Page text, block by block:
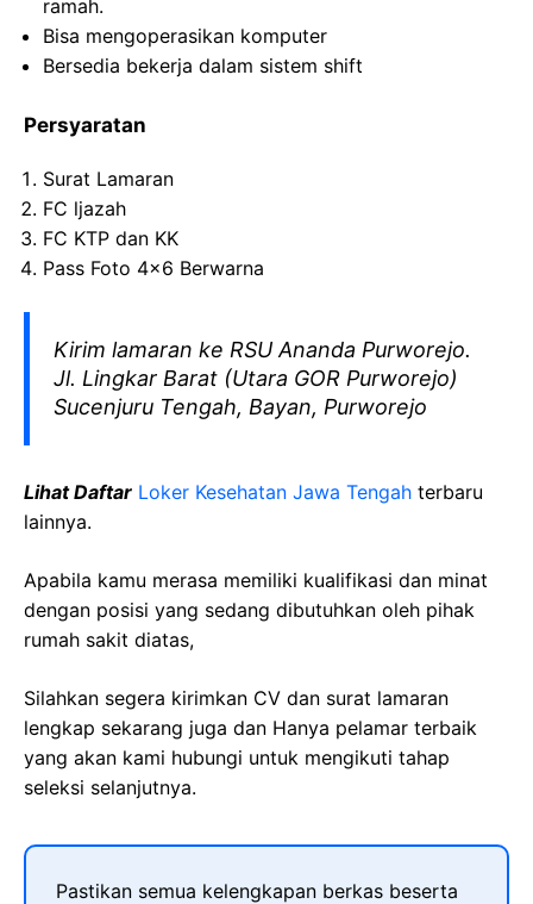
ramah.
Bisa mengoperasikan komputer
Bersedia bekerja dalam sistem shift
Persyaratan
Surat Lamaran
FC ljazah
FC KTP dan KK
Pass Foto 4×6 Berwarna
Kirim lamaran ke RSU Ananda Purworejo.
Jl. Lingkar Barat (Utara GOR Purworejo)
Sucenjuru Tengah, Bayan, Purworejo
Lihat Daftar Loker Kesehatan Jawa Tengah terbaru
lainnya.
Apabila kamu merasa memiliki kualifikasi dan minat
dengan posisi yang sedang dibutuhkan oleh pihak
rumah sakit diatas,
Silahkan segera kirimkan CV dan surat lamaran
lengkap sekarang juga dan Hanya pelamar terbaik
yang akan kami hubungi untuk mengikuti tahap
seleksi selanjutnya.
Pastikan semua kelengkapan berkas beserta